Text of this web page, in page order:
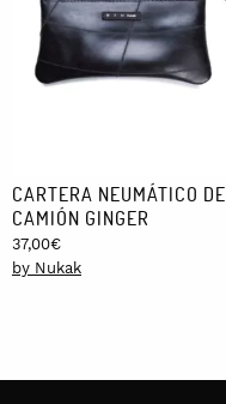
CARTERA NEUMÁTICO DE
CAMIÓN GINGER
37,00€
by Nukak